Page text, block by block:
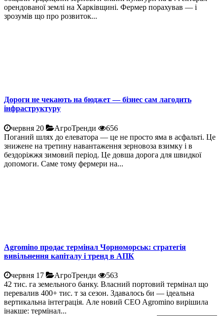
орендованої землі на Харківщині. Фермер порахував — і
зрозумів що про розвиток...
Дороги не чекають на бюджет — бізнес сам лагодить
інфраструктуру
червня 20 АгроТренди
656
Поганий шлях до елеватора — це не просто яма в асфальті. Це
знижене на третину навантаження зерновоза взимку і в
бездоріжжя зимовий період. Це довша дорога для швидкої
допомоги. Саме тому фермери на...
Agromino продає термінал Чорноморськ: стратегія
вивільнення капіталу і тренд в АПК
червня 17 АгроТренди
563
42 тис. га земельного банку. Власний портовий термінал що
перевалив 400+ тис. т за сезон. Здавалось би — ідеальна
вертикальна інтеграція. Але новий CEO Agromino вирішила
інакше: термінал...